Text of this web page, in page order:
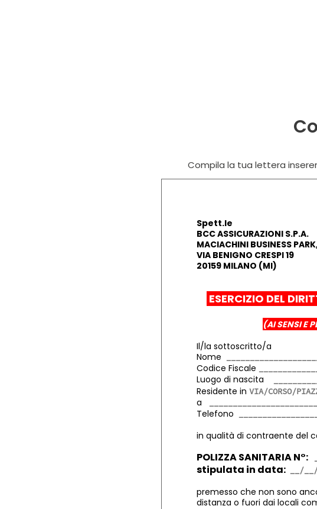
Compila la tua lettera
Spett.le
BCC ASSICURAZIONI S.P.A.
MACIACHINI BUSINESS
VIA BENIGNO CRESPI 19
20159 MILANO (MI)
ESERCIZIO DEL
(AI SENSI E
Il/la sottoscritto/a
Nome
Codice Fiscale
Luogo di nascita
Residente in
a
Telefono
in qualità di contraente del
POLIZZA SANITARIA N°:
stipulata in data:
premesso che non sono
distanza o fuori dai locali